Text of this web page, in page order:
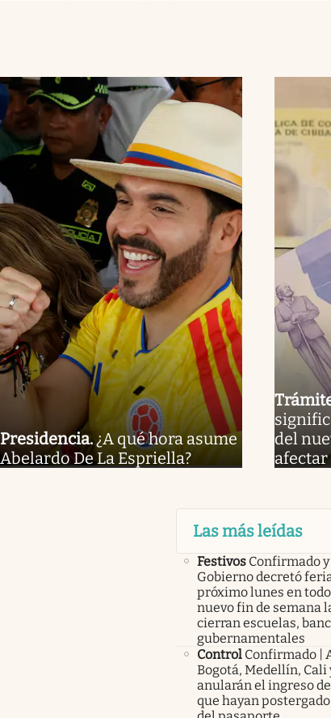
Presidencia.¿A qué hora asume
Abelardo De La Espriella?
del
Las más leídas
Festivos Confirmado
Gobierno decretó
próximo lunes en
nuevo fin de semana
cierran escuelas,
gubernamentales
Control Confirmado |
Bogotá, Medellín,
anularán el ingreso
que hayan